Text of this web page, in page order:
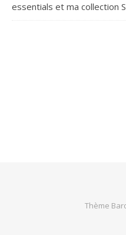
essentials et ma collection
Thème